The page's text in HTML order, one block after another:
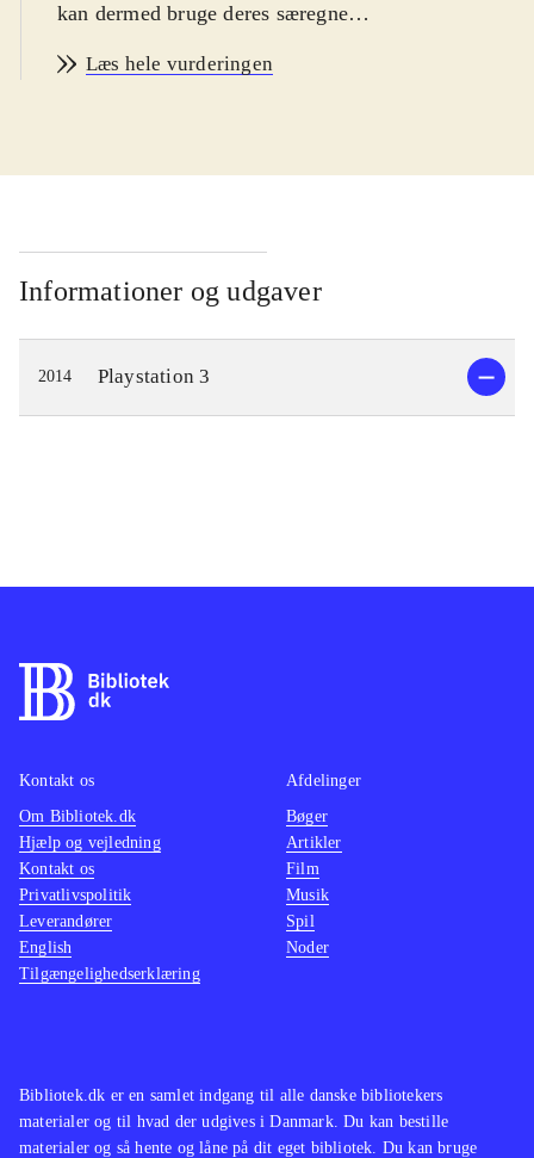
kan dermed bruge deres særegne
af genren japansk rollespil. Fra 12 år
Cas og Delta finde en magisk sang.
vil forhindre dem i at opnå det. De
bliver taget til fange af Zir, der leder
Genomirai kirken og er ved at lave
en farlig magisk sang. Gameplay
minder om det fra andre spil i
genren. Man bevæger sig rundt og
kende og forstår opgaven der skal
våben er magiske sange, der øger
chancen for at klare modstanderne
byder på et gennemført mytologisk
mangaunivers. Historien er dog
forholdsvis kompleks, så man skal
bruge tid på at forstå den for at få det
fulde udbytte og affinde sig med
mange lange dialoger. Pegi er 16 og
der er ikon for sex, hvilket dog er ret
serierne Final fantasy og Dragon
quest. Ni no Kuni er et eksempel på
Læs hele vurderingen
Informationer og udgaver
2014 Playstation 3
Bibliotek.dk er en samlet indgang til alle danske bibliotekers
materialer og til hvad der udgives i Danmark. Du kan bestille
materialer og så hente og låne på dit eget bibliotek. Du kan bruge
Kontakt os
Om Bibliotek.dk
Hjælp og vejledning
Kontakt os
Privatlivspolitik
Leverandører
English
Tilgængelighedserklæring
Afdelinger
Bøger
Artikler
Film
Musik
Spil
Noder